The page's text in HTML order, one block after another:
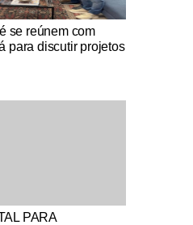
se reúnem com
para discutir projetos
PARA